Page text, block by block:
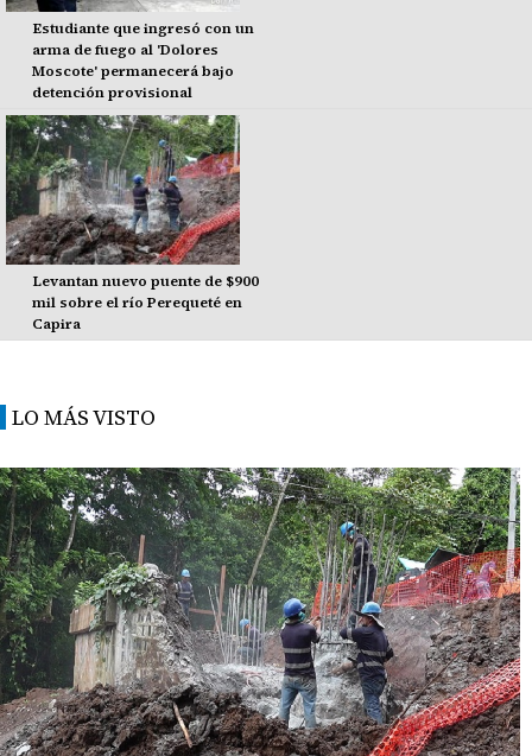
Estudiante que ingresó con un
arma de fuego al 'Dolores
Moscote' permanecerá bajo
detención provisional
Levantan nuevo puente de $900
mil sobre el río Perequeté en
Capira
LO MÁS VISTO